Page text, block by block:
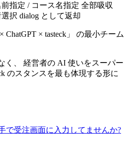
指定 / コース名指定 全部吸収
択 dialog として返却
× tasteck」 の最小チーム
く、 経営者の AI 使いをスーパー
のスタンスを最も体現する形に
で受注画面に入力してませんか?